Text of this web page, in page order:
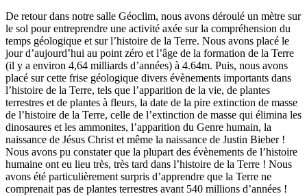
De retour dans notre salle Géoclim, nous avons déroulé un mètre sur
le sol pour entreprendre une activité axée sur la compréhension du
temps géologique et sur l’histoire de la Terre. Nous avons placé le
jour d’aujourd’hui au point zéro et l’âge de la formation de la Terre
(il y a environ 4,64 milliards d’années) à 4.64m. Puis, nous avons
placé sur cette frise géologique divers évènements importants dans
l’histoire de la Terre, tels que l’apparition de la vie, de plantes
terrestres et de plantes à fleurs, la date de la pire extinction de masse
de l’histoire de la Terre, celle de l’extinction de masse qui élimina les
dinosaures et les ammonites, l’apparition du Genre humain, la
naissance de Jésus Christ et même la naissance de Justin Bieber !
Nous avons pu constater que la plupart des évènements de l’histoire
humaine ont eu lieu très, très tard dans l’histoire de la Terre ! Nous
avons été particulièrement surpris d’apprendre que la Terre ne
comprenait pas de plantes terrestres avant 540 millions d’années !